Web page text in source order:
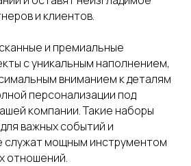
и клиентов.
и премиальные
с уникальным наполнением,
вниманием к деталям
персонализации под
компании. Такие наборы
важных событий и
служат мощным инструментом
отношений.